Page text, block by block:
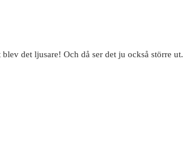
det ljusare! Och då ser det ju också större